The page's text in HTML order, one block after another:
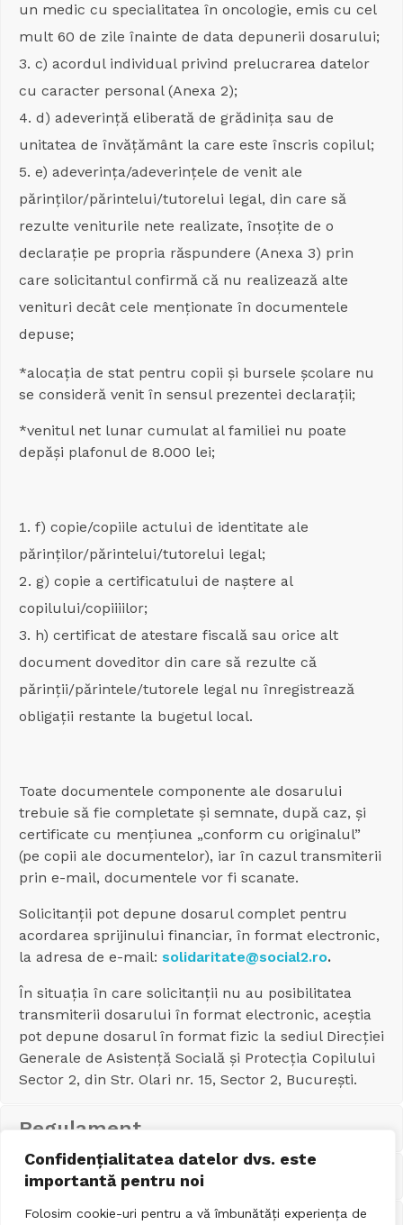
Confidențialitatea datelor dvs. este
importantă pentru noi
Folosim cookie-uri pentru a vă îmbunătăți experiența de
un medic cu specialitatea în oncologie, emis cu cel
mult 60 de zile înainte de data depunerii dosarului;
c) acordul individual privind prelucrarea datelor
cu caracter personal (Anexa 2);
d) adeverință eliberată de grădinița sau de
unitatea de învățământ la care este înscris copilul;
e) adeverința/adeverințele de venit ale
părinților/părintelui/tutorelui legal, din care să
rezulte veniturile nete realizate, însoțite de o
declarație pe propria răspundere (Anexa 3) prin
care solicitantul confirmă că nu realizează alte
venituri decât cele menționate în documentele
depuse;
*alocația de stat pentru copii și bursele școlare nu
se consideră venit în sensul prezentei declarații;
*venitul net lunar cumulat al familiei nu poate
depăși plafonul de 8.000 lei;
f) copie/copiile actului de identitate ale
părinților/părintelui/tutorelui legal;
g) copie a certificatului de naștere al
copilului/copiiiilor;
h) certificat de atestare fiscală sau orice alt
document doveditor din care să rezulte că
părinții/părintele/tutorele legal nu înregistrează
obligații restante la bugetul local.
Toate documentele componente ale dosarului
trebuie să fie completate și semnate, după caz, și
certificate cu mențiunea „conform cu originalul”
(pe copii ale documentelor), iar în cazul transmiterii
prin e-mail, documentele vor fi scanate.
Solicitanții pot depune dosarul complet pentru
acordarea sprijinului financiar, în format electronic,
la adresa de e-mail: solidaritate@social2.ro.
În situația în care solicitanții nu au posibilitatea
transmiterii dosarului în format electronic, aceștia
pot depune dosarul în format fizic la sediul Direcției
Generale de Asistență Socială și Protecția Copilului
Sector 2, din Str. Olari nr. 15, Sector 2, București.
Regulament
Documente